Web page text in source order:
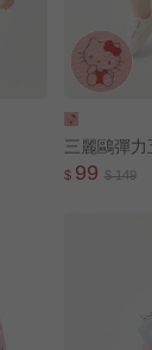
三麗鷗彈
$ 99 $ 149